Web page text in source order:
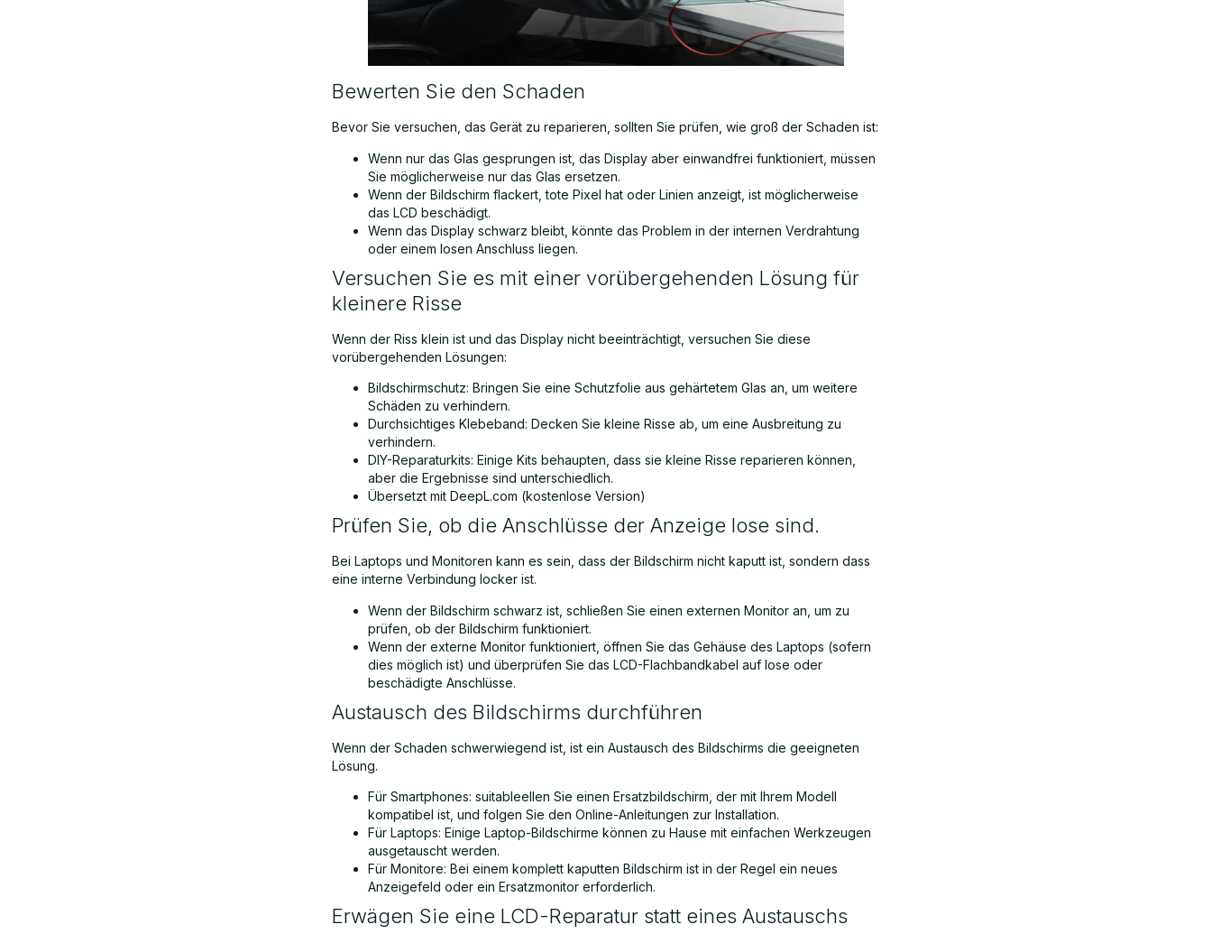
Bewerten Sie den Schaden
Bevor Sie versuchen, das Gerät zu reparieren, sollten Sie prüfen, wie groß der Schaden ist:
Wenn nur das Glas gesprungen ist, das Display aber einwandfrei funktioniert, müssen
Sie möglicherweise nur das Glas ersetzen.
Wenn der Bildschirm flackert, tote Pixel hat oder Linien anzeigt, ist möglicherweise
das LCD beschädigt.
Wenn das Display schwarz bleibt, könnte das Problem in der internen Verdrahtung
oder einem losen Anschluss liegen.
Versuchen Sie es mit einer vorübergehenden Lösung für
kleinere Risse
Wenn der Riss klein ist und das Display nicht beeinträchtigt, versuchen Sie diese
vorübergehenden Lösungen:
Bildschirmschutz: Bringen Sie eine Schutzfolie aus gehärtetem Glas an, um weitere
Schäden zu verhindern.
Durchsichtiges Klebeband: Decken Sie kleine Risse ab, um eine Ausbreitung zu
verhindern.
DIY-Reparaturkits: Einige Kits behaupten, dass sie kleine Risse reparieren können,
aber die Ergebnisse sind unterschiedlich.
Übersetzt mit DeepL.com (kostenlose Version)
Prüfen Sie, ob die Anschlüsse der Anzeige lose sind.
Bei Laptops und Monitoren kann es sein, dass der Bildschirm nicht kaputt ist, sondern dass
eine interne Verbindung locker ist.
Wenn der Bildschirm schwarz ist, schließen Sie einen externen Monitor an, um zu
prüfen, ob der Bildschirm funktioniert.
Wenn der externe Monitor funktioniert, öffnen Sie das Gehäuse des Laptops (sofern
dies möglich ist) und überprüfen Sie das LCD-Flachbandkabel auf lose oder
beschädigte Anschlüsse.
Austausch des Bildschirms durchführen
Wenn der Schaden schwerwiegend ist, ist ein Austausch des Bildschirms die geeigneten
Lösung.
Für Smartphones: suitableellen Sie einen Ersatzbildschirm, der mit Ihrem Modell
kompatibel ist, und folgen Sie den Online-Anleitungen zur Installation.
Für Laptops: Einige Laptop-Bildschirme können zu Hause mit einfachen Werkzeugen
ausgetauscht werden.
Für Monitore: Bei einem komplett kaputten Bildschirm ist in der Regel ein neues
Anzeigefeld oder ein Ersatzmonitor erforderlich.
Erwägen Sie eine LCD-Reparatur statt eines Austauschs